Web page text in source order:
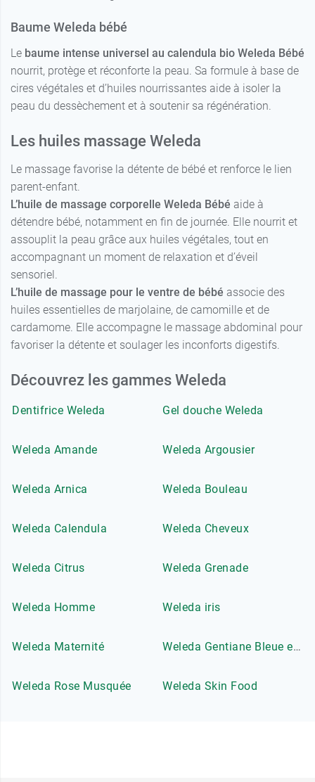
Baume Weleda bébé
Le baume intense universel au calendula bio Weleda Bébé
nourrit, protège et réconforte la peau. Sa formule à base de
cires végétales et d’huiles nourrissantes aide à isoler la
peau du dessèchement et à soutenir sa régénération.
Les huiles massage Weleda
Le massage favorise la détente de bébé et renforce le lien
parent-enfant.
L’huile de massage corporelle Weleda Bébé aide à
détendre bébé, notamment en fin de journée. Elle nourrit et
assouplit la peau grâce aux huiles végétales, tout en
accompagnant un moment de relaxation et d’éveil
sensoriel.
L’huile de massage pour le ventre de bébé associe des
huiles essentielles de marjolaine, de camomille et de
cardamome. Elle accompagne le massage abdominal pour
favoriser la détente et soulager les inconforts digestifs.
Découvrez les gammes Weleda
Dentifrice Weleda Gel douche Weleda
Weleda Amande Weleda Argousier
Weleda Arnica Weleda Bouleau
Weleda Calendula Weleda Cheveux
Weleda Citrus Weleda Grenade
Weleda Homme Weleda iris
Weleda Maternité Weleda Gentiane Bleue et Edelweiss
Weleda Rose Musquée Weleda Skin Food